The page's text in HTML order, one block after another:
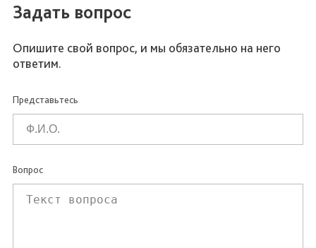
Задать вопрос
Опишите свой вопрос, и мы обязательно на него
ответим.
Представьтесь
Вопрос